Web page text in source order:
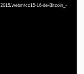
webm/cc15-16-de-Bitcoin_-